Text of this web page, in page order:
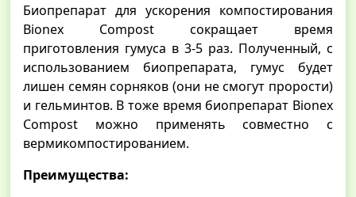
Биопрепарат для ускорения компостирования
Bionex Compost сокращает время
приготовления гумуса в 3-5 раз. Полученный, с
использованием биопрепарата, гумус будет
лишен семян сорняков (они не смогут прорости)
и гельминтов. В тоже время биопрепарат Bionex
Compost можно применять совместно с
вермикомпостированием.
Преимущества: